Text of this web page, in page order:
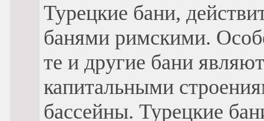
Турецкие бани,
банями римскими.
те и другие бани
капитальными
бассейны. Турецкие